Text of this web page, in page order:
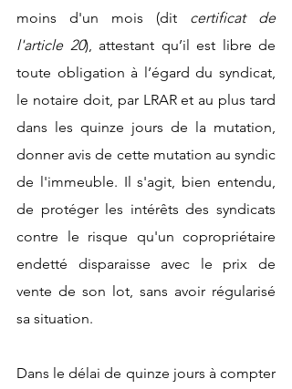
moins d'un mois (dit certificat de
l'article 20), attestant qu’il est libre de
toute obligation à l’égard du syndicat,
le notaire doit, par LRAR et au plus tard
dans les quinze jours de la mutation,
donner avis de cette mutation au syndic
de l'immeuble. Il s'agit, bien entendu,
de protéger les intérêts des syndicats
contre le risque qu'un copropriétaire
endetté disparaisse avec le prix de
vente de son lot, sans avoir régularisé
sa situation.
Dans le délai de quinze jours à compter